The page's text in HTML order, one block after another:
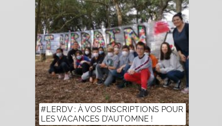
#LERDV : À VOS INSCRIPTIONS POUR
LES VACANCES D’AUTOMNE !